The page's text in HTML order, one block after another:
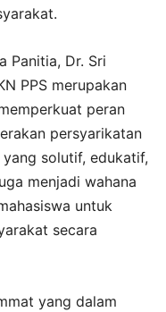
Panitia, Dr. Sri
PPS merupakan
peran
persyarikatan
solutif, edukatif,
menjadi wahana
untuk
secara
yang dalam